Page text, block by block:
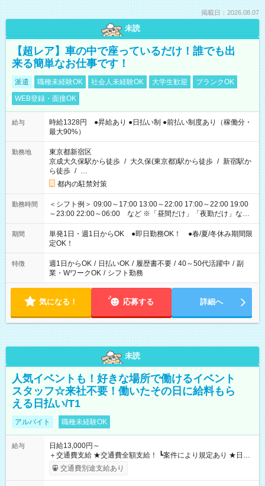
掲載日：2026.08.07
未読
【超レア】車の中で座っているだけ！誰でも出
来る簡単なお仕事です！
派遣 職種未経験OK 社会人未経験OK 大学生歓迎
ブランクOK
WEB登録・面接OK
給与
時給1328円 ●昇給あり ●日払い制 ●前払い制度あり（稼働分・
最大90%）
勤務地
東京都新宿区
京成大久保駅から徒歩 / 大久保(東京都)駅から徒歩 / 新宿駅か
ら徒歩 / …
都内の駐禁対策
勤務時間
＜シフト例＞ 09:00～17:00 13:00～22:00 17:00～22:00 19:00
～23:00 22:00～06:00 など ※「昼間だけ」「夜勤だけ」など
の希望OK
期間
単発1日・週1日からOK ●即日勤務OK！ ●春/夏/冬休み期間限
定OK！
特徴 週1日からOK / 日払いOK / 履歴書不要 / 40～50代活躍中 / 副
業・WワークOK / シフト勤務
気になる！ 応募する 詳細へ
未読
人気イベントも！好きな場所で働けるイベント
スタッフ☆来社不要！働いたその日に給料もら
える日払い/T1
アルバイト 職種未経験OK
給与
日給13,000円～
＋交通費支給 ★交通費全額支給！ ┗案件により規定あり ★日払
いOK！（規定あり） ┗働いたその日に現金GET♪ お仕事後はコ
ンビニATMから 日払い分を引き落とせます！ 【試用期間】試
交通費別途支給あり